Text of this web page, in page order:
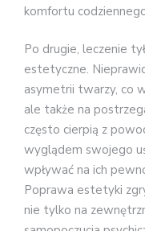
komfortu
Po drugie, leczenie
estetyczne.
asymetrii twarzy, co
ale także na
często cierpią z
wyglądem swojego
wpływać na ich
Poprawa estetyki
nie tylko na